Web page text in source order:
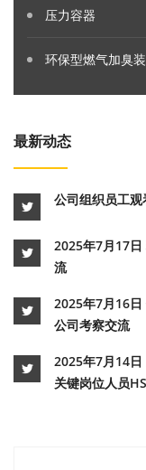
压力容器
环保型燃气加臭
最新动态
公司组织员工
2025年7月17
流
2025年7月16
公司考察交流
2025年7月14
关键岗位人员